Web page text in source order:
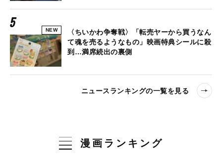
NEW
〈ちいかわ争奪戦〉「転売ヤーから買うなん
て魂を売るようなもの」映画特典シールに殺
到…満席続出の裏側
ニュースランキングの一覧を見る
漫画ランキング